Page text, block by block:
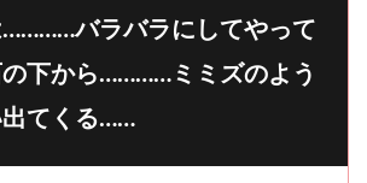
…………バラバラにしてやって
下から…………ミミズのよう
出てくる……